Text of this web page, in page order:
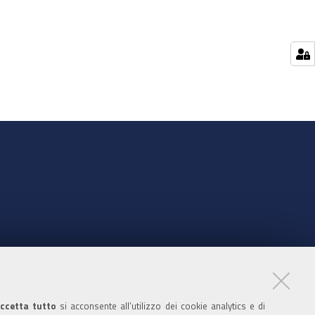
tutto si acconsente all’utilizzo dei cookie analytics e di